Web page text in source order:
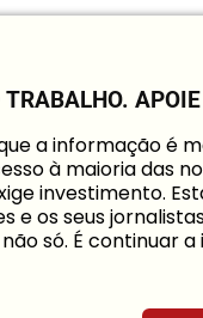
TRABALHO.
a informação é
à maioria das
investimento.
e os seus
só. É continuar